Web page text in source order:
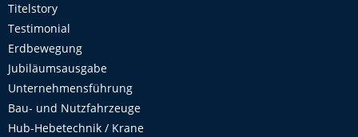
Titelstory
Testimonial
Erdbewegung
Jubiläumsausgabe
Unternehmensführung
Bau- und Nutzfahrzeuge
Hub-Hebetechnik / Krane